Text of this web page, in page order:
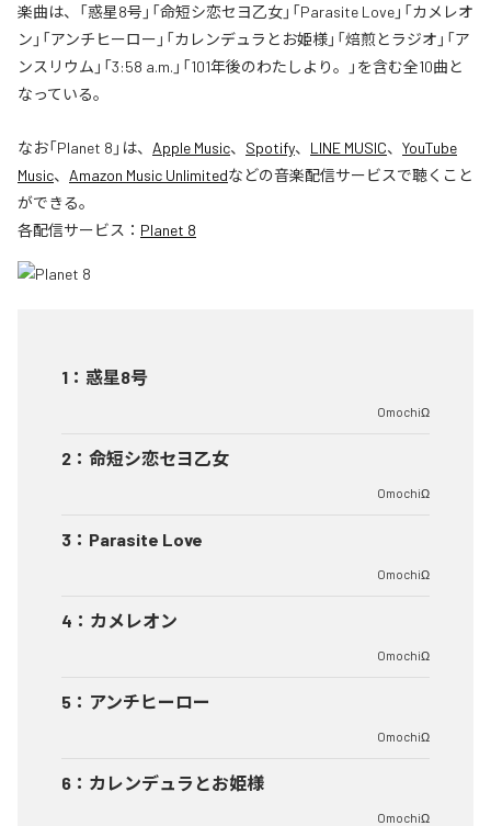
楽曲は、「惑星8号」「命短シ恋セヨ乙女」「Parasite Love」「カメレオ
ン」「アンチヒーロー」「カレンデュラとお姫様」「焙煎とラジオ」「ア
ンスリウム」「3:58 a.m.」「101年後のわたしより。」を含む全10曲と
なっている。
なお「Planet 8 」は、 Apple Music、 Spotify、 LINE MUSIC、 YouTube
Music、 Amazon Music Unlimitedなどの音楽配信サービスで聴くこと
ができる。
各配信サービス： Planet 8
1 ： 惑星8号
OmochiΩ
2 ： 命短シ恋セヨ乙女
OmochiΩ
3 ： Parasite Love
OmochiΩ
4 ： カメレオン
OmochiΩ
5 ： アンチヒーロー
OmochiΩ
6 ： カレンデュラとお姫様
OmochiΩ